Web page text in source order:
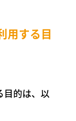
用する目
目的は、以